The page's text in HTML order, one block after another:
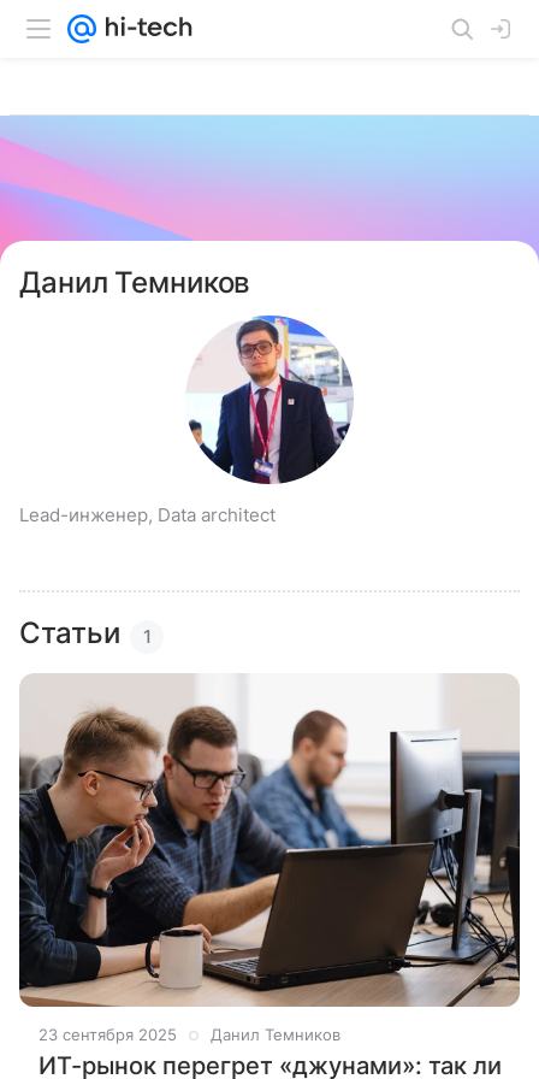
Данил Темников
Lead-инженер, Data architect
Статьи 1
23 сентября 2025 Данил Темников
ИТ-рынок перегрет «джунами»: так ли